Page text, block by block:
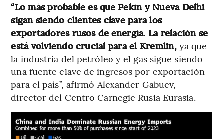
“Lo más probable es que Pekín y Nueva Delhi
sigan siendo clientes clave para los
exportadores rusos de energía. La relación se
está volviendo crucial para el Kremlin,ya que
la industria del petróleo y el gas sigue siendo
una fuente clave de ingresos por exportación
para el país”, afirmó Alexander Gabuev,
director del Centro Carnegie Rusia Eurasia.